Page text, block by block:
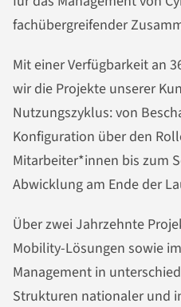
fachübergreifender
Mit einer Verfügbarkeit an
wir die Projekte unserer
Nutzungszyklus: von
Konfiguration über den
Mitarbeiter*innen bis zum
Abwicklung am Ende der
Über zwei Jahrzehnte
Mobility-Lösungen sowie
Management in
Strukturen nationaler und